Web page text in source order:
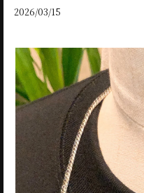
2026/03/15